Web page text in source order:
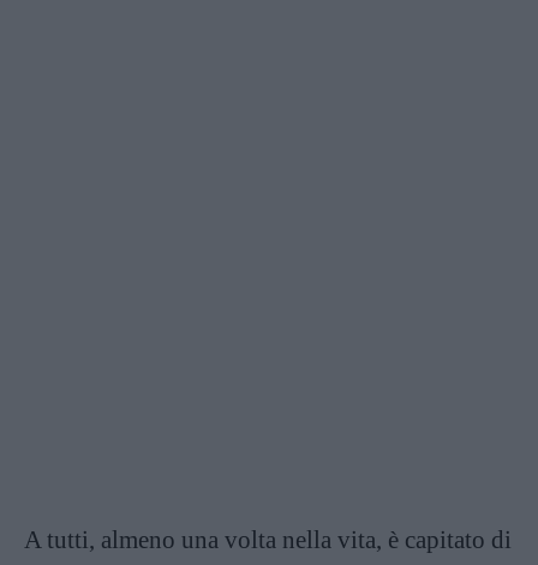
A tutti, almeno una volta nella vita, è capitato di